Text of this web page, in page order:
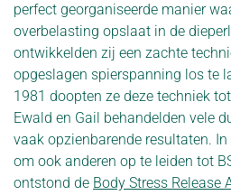
perfect georganiseerde manier
overbelasting opslaat in de
ontwikkelden zij een zachte
opgeslagen spierspanning los te
1981 doopten ze deze techniek
Ewald en Gail behandelden vele
vaak opzienbarende resultaten.
om ook anderen op te leiden tot
ontstond de Body Stress Release